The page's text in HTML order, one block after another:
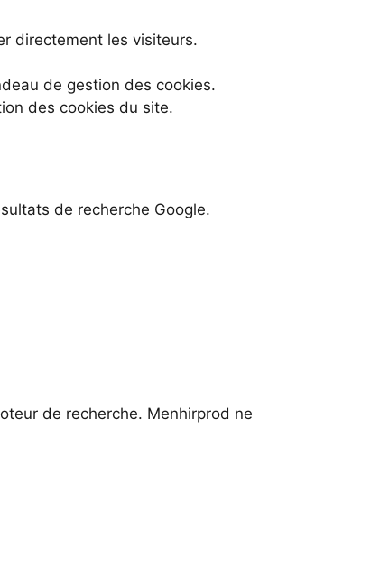
directement les visiteurs.
de gestion des cookies.
des cookies du site.
de recherche Google.
de recherche. Menhirprod ne